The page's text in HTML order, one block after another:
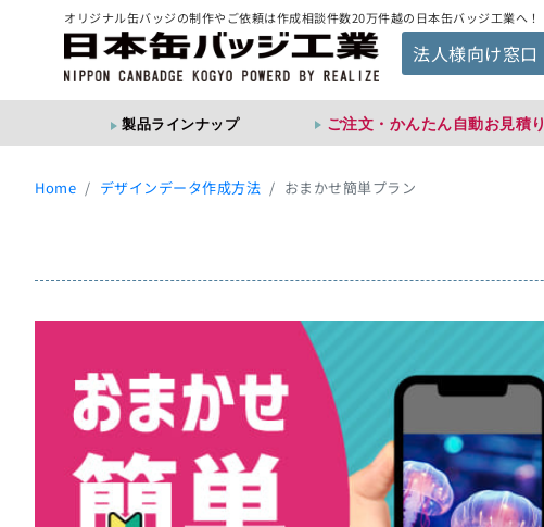
オリジナル缶バッジの制作やご依頼は作成相談件数20万件越の日本缶バッジ工業へ！
法人様向け窓口
製品ラインナップ ご注文・かんたん自動お見積り
Home デザインデータ作成方法 おまかせ簡単プラン